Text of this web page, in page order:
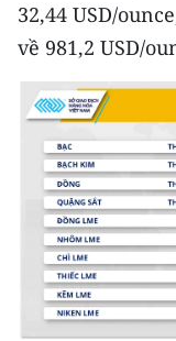
32,44 USD/
về 981,2 USD/